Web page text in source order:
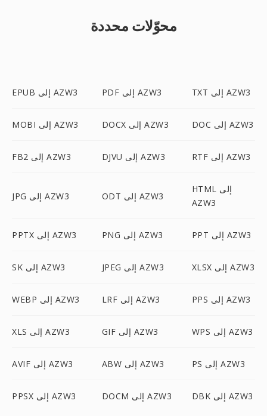
محوّلات محددة
EPUB إلى AZW3 PDF إلى AZW3 TXT إلى AZW3
MOBI إلى AZW3 DOCX إلى AZW3 DOC إلى AZW3
FB2 إلى AZW3 DJVU إلى AZW3 RTF إلى AZW3
JPG إلى AZW3 ODT إلى AZW3
HTML إلى
AZW3
PPTX إلى AZW3 PNG إلى AZW3 PPT إلى AZW3
SK إلى AZW3 JPEG إلى AZW3 XLSX إلى AZW3
WEBP إلى AZW3 LRF إلى AZW3 PPS إلى AZW3
XLS إلى AZW3 GIF إلى AZW3 WPS إلى AZW3
AVIF إلى AZW3 ABW إلى AZW3 PS إلى AZW3
PPSX إلى AZW3 DOCM إلى AZW3 DBK إلى AZW3